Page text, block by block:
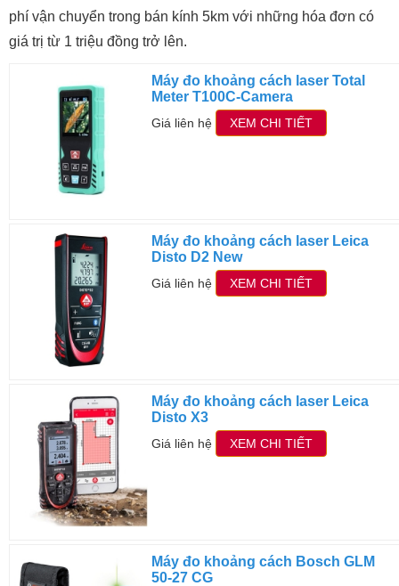
phí vận chuyển trong bán kính 5km với những hóa đơn có
giá trị từ 1 triệu đồng trở lên.
Máy đo khoảng cách laser Total
Meter T100C-Camera
Giá liên hệ XEM CHI TIẾT
Máy đo khoảng cách laser Leica
Disto D2 New
Giá liên hệ XEM CHI TIẾT
Máy đo khoảng cách laser Leica
Disto X3
Giá liên hệ XEM CHI TIẾT
Máy đo khoảng cách Bosch GLM
50-27 CG